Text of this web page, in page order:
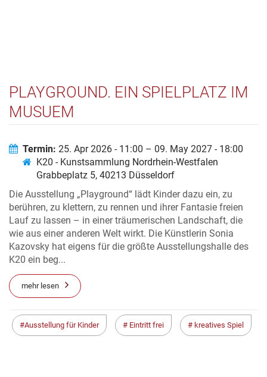
PLAYGROUND. EIN SPIELPLATZ IM
MUSUEM
Termin: 25. Apr 2026 - 11:00 – 09. May 2027 - 18:00
K20 - Kunstsammlung Nordrhein-Westfalen
Grabbeplatz 5, 40213 Düsseldorf
Die Ausstellung „Playground“ lädt Kinder dazu ein, zu
berühren, zu klettern, zu rennen und ihrer Fantasie freien
Lauf zu lassen – in einer träumerischen Landschaft, die
wie aus einer anderen Welt wirkt. Die Künstlerin Sonia
Kazovsky hat eigens für die größte Ausstellungshalle des
K20 ein beg...
mehr lesen
Ausstellung für Kinder Eintritt frei kreatives Spiel